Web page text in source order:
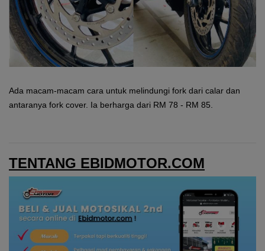
Ada macam-macam cara untuk melindungi fork dari calar dan
antaranya fork cover. Ia berharga dari RM 78 - RM 85.
TENTANG EBIDMOTOR.COM